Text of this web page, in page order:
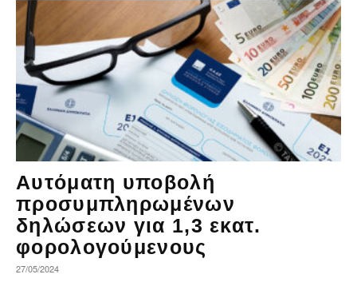
Αυτόματη υποβολή
προσυμπληρωμένων
δηλώσεων για 1,3 εκατ.
φορολογούμενους
27/05/2024